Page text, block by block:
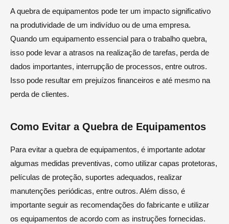
A quebra de equipamentos pode ter um impacto significativo
na produtividade de um indivíduo ou de uma empresa.
Quando um equipamento essencial para o trabalho quebra,
isso pode levar a atrasos na realização de tarefas, perda de
dados importantes, interrupção de processos, entre outros.
Isso pode resultar em prejuízos financeiros e até mesmo na
perda de clientes.
Como Evitar a Quebra de Equipamentos
Para evitar a quebra de equipamentos, é importante adotar
algumas medidas preventivas, como utilizar capas protetoras,
películas de proteção, suportes adequados, realizar
manutenções periódicas, entre outros. Além disso, é
importante seguir as recomendações do fabricante e utilizar
os equipamentos de acordo com as instruções fornecidas.